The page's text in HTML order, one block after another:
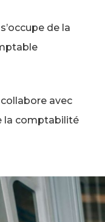
de la
avec
la comptabilité